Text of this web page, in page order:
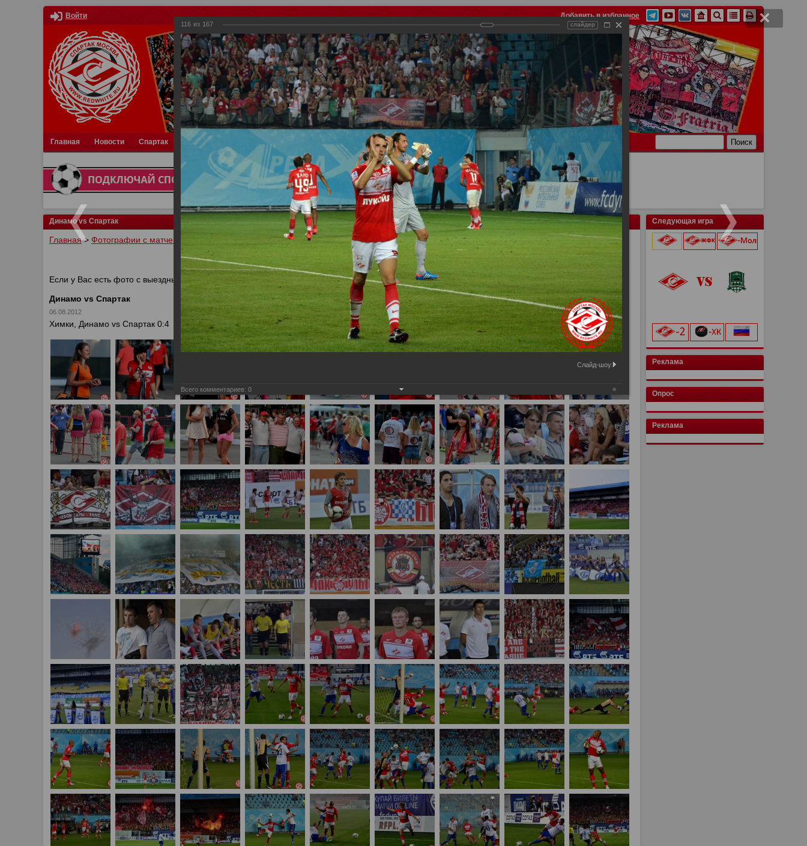
Войти Добавить в избранное
Главная Новости Спартак Турниры Отчеты Фанату Стадионы О футболе Ссылки Связь
Динамо vs Спартак
Главная> Фотографии с матчей Спартака, Сборной Росиии> Фотографии с выездных игр Спартака > Сезон 2012 > Динамо vs Спартак
Уважаемые посетители нашего сайта!
Если у Вас есть фото с выездных игр Спартака, высылайте нам на почту, мы обязательно разместим их в этом разделе.
Динамо vs Спартак
06.08.2012
Химки, Динамо vs Спартак 0:4
Следующая игра
Реклама
Опрос
Реклама
116 из 167 слайдер
Слайд-шоу:
Всего комментариев: 0